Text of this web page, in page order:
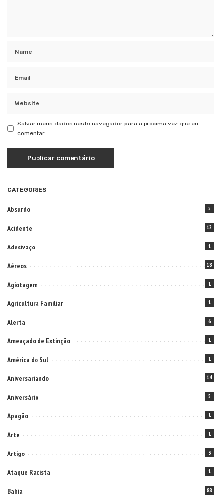
Salvar meus dados neste navegador para a próxima vez que eu
comentar.
CATEGORIES
Absurdo 5
Acidente 12
Adesivaço 1
Aéreos 18
Agiotagem 1
Agricultura Familiar 1
Alerta 6
Ameaçado de Extinção 1
América do Sul 1
Aniversariando 14
Aniversário 5
Apagão 1
Arte 1
Artigo 3
Ataque Racista 1
Bahia 88